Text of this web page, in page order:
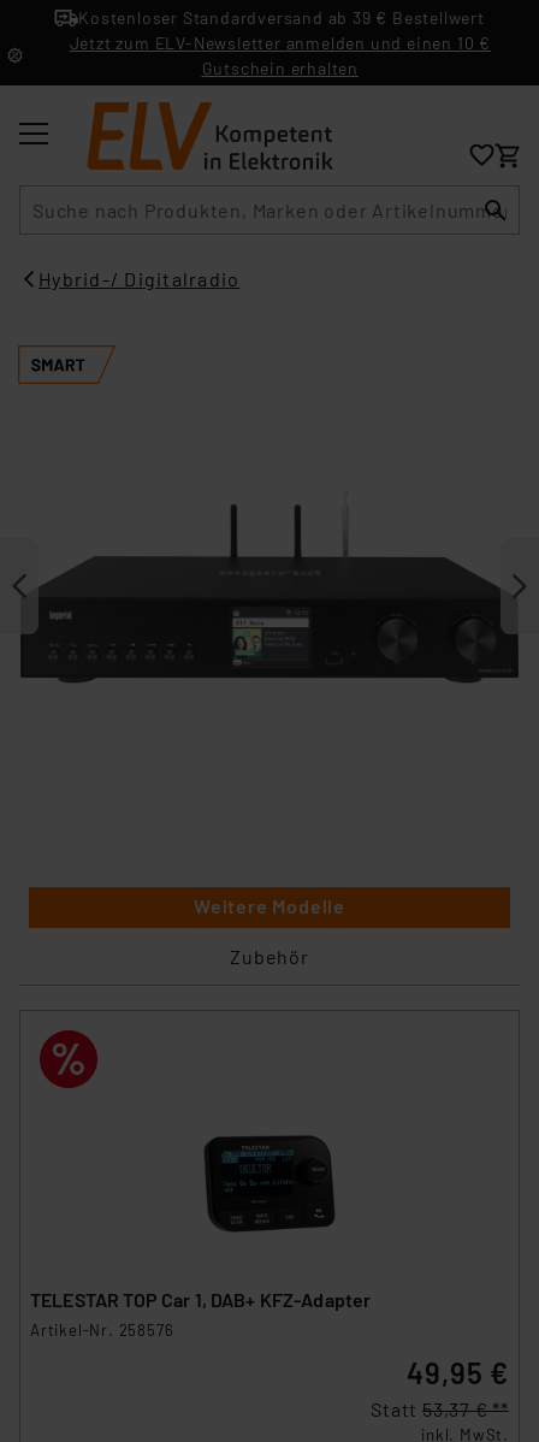
Kostenloser Standardversand ab 39 € Bestellwert
Jetzt zum ELV-Newsletter anmelden und einen 10 €
Gutschein erhalten
Hybrid-/ Digitalradio
Weitere Modelle
Zubehör
TELESTAR TOP Car 1, DAB+ KFZ-Adapter
Artikel-Nr. 258576
49,95 €
Statt 53,37 € **
inkl. MwSt.